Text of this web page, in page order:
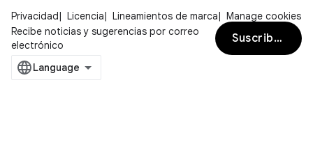
Privacidad Licencia Lineamientos de marca
Manage cookies
Recibe noticias y sugerencias por correo
electrónico
Suscribirse